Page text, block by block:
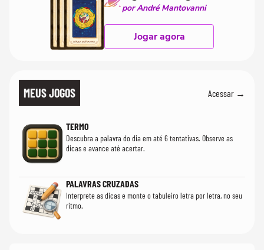
por André Mantovanni
Jogar agora
MEUS JOGOS Acessar →
TERMO
Descubra a palavra do dia em até 6 tentativas. Observe as
dicas e avance até acertar.
PALAVRAS CRUZADAS
Interprete as dicas e monte o tabuleiro letra por letra, no seu
ritmo.